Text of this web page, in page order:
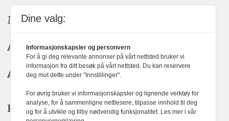
Meninger: meninger@kom24.no
Annonse: annonse@watchmedia.no
Abonnement:kom24@watchmedia.no
KOM24 arbeider etter Vær Varsom-
Dine valg:
Informasjonskapsler og personvern
For å gi deg relevante annonser på vårt nettsted bruker vi
informasjon fra ditt besøk på vårt nettsted. Du kan reservere
deg mot dette under "Innstillinger".
For øvrig bruker vi informasjonskapsler og lignende verktøy for
analyse, for å sammenligne nettlesere, tilpasse innhold til deg
og for å utvikle og tilby nødvendig funksjonalitet. Les mer i vår